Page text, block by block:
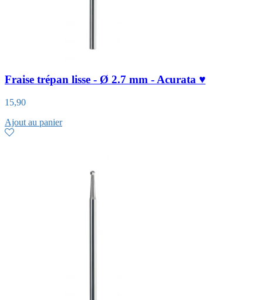
Fraise trépan lisse - Ø 2.7 mm - Acurata ♥
15,90
Ajout au panier